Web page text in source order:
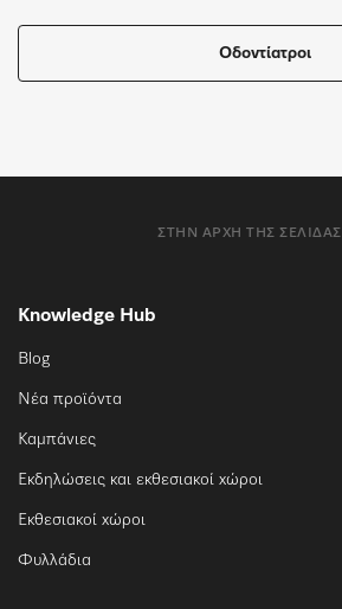
Οδοντίατροι
ΣΤΗΝ ΑΡΧΉ ΤΗΣ ΣΕΛΊΔΑΣ
Knowledge Hub
Blog
Νέα προϊόντα
Καμπάνιες
Εκδηλώσεις και εκθεσιακοί χώροι
Εκθεσιακοί χώροι
Φυλλάδια